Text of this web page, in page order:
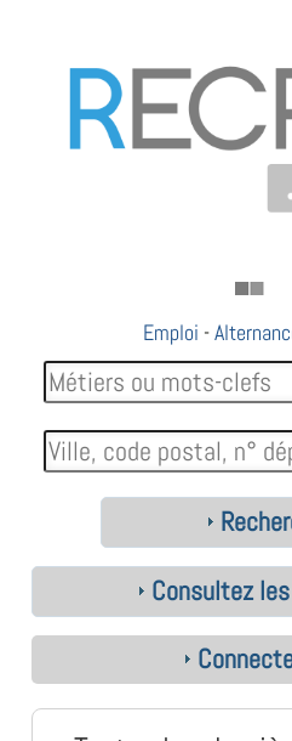
Emploi -
Consultez